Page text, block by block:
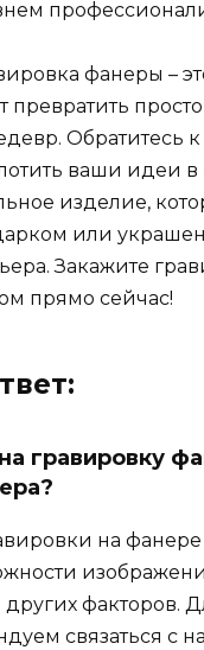
фанеры –
превратить
Обратитесь
ваши идеи в
изделие,
или
Закажите
прямо сейчас!
гравировку
на
факторов.
связаться с